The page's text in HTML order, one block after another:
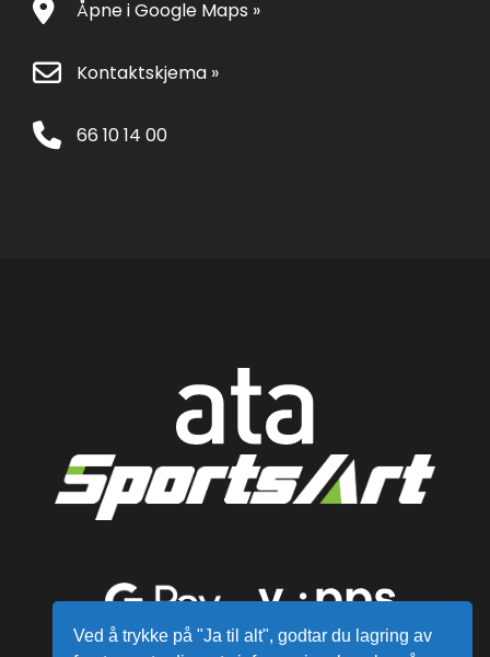
Åpne i Google Maps »
Kontaktskjema »
66 10 14 00
Ved å trykke på "Ja til alt", godtar du lagring av